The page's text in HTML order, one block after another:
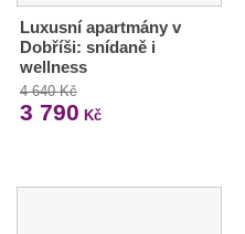
Luxusní apartmány v
Dobříši: snídaně i
wellness
4 640 Kč
3 790 Kč